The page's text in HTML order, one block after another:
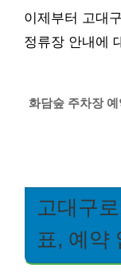
이제부터 고대
정류장 안내에
화담숲 주차장
고대구
표, 예약